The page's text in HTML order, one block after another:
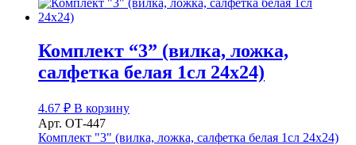
Комплект “3” (вилка, ложка,
салфетка белая 1сл 24х24)
4.67 ₽ В корзину
Арт. ОТ-447
Комплект "3" (вилка, ложка, салфетка белая 1сл 24х24)